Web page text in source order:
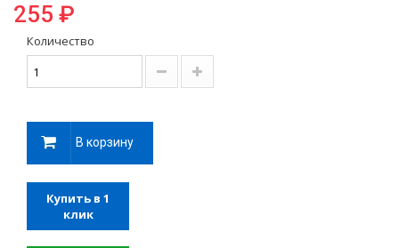
255 ₽
Количество
В корзину
Купить в 1
клик